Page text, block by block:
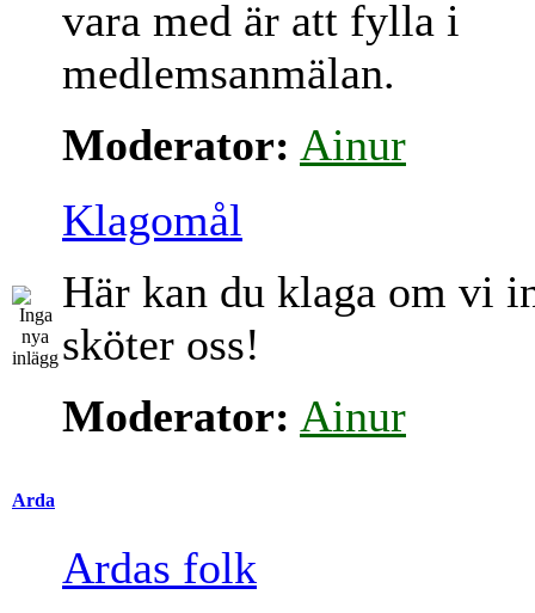
vara med är att fylla i
medlemsanmälan.
Moderator: Ainur
Klagomål
Här kan du klaga om vi
sköter oss!
Moderator: Ainur
Arda
Ardas folk